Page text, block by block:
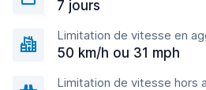
7 jours
Limitation de vitesse en
50 km/h ou 31 mph
Limitation de vitesse hors